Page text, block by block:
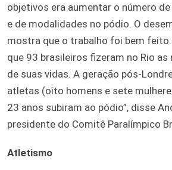
objetivos era aumentar o número
e de modalidades no pódio. O
mostra que o trabalho foi bem
que 93 brasileiros fizeram no Rio
de suas vidas. A geração pós-
atletas (oito homens e sete
23 anos subiram ao pódio”, disse
presidente do Comitê Paralímpico
Atletismo